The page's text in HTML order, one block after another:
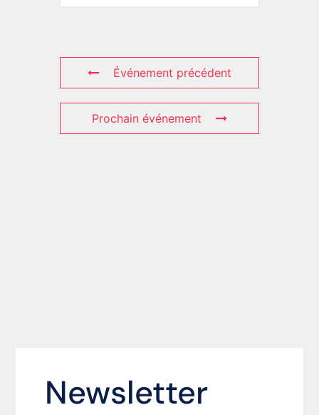
Événement précédent
Prochain événement
Newsletter